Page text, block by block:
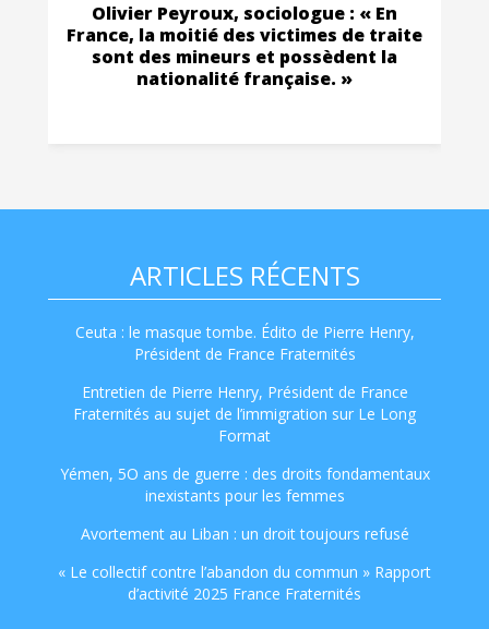
Olivier Peyroux, sociologue : « En
France, la moitié des victimes de traite
sont des mineurs et possèdent la
nationalité française. »
ARTICLES RÉCENTS
Ceuta : le masque tombe. Édito de Pierre Henry,
Président de France Fraternités
Entretien de Pierre Henry, Président de France
Fraternités au sujet de l’immigration sur Le Long
Format
Yémen, 5O ans de guerre : des droits fondamentaux
inexistants pour les femmes
Avortement au Liban : un droit toujours refusé
« Le collectif contre l’abandon du commun » Rapport
d’activité 2025 France Fraternités